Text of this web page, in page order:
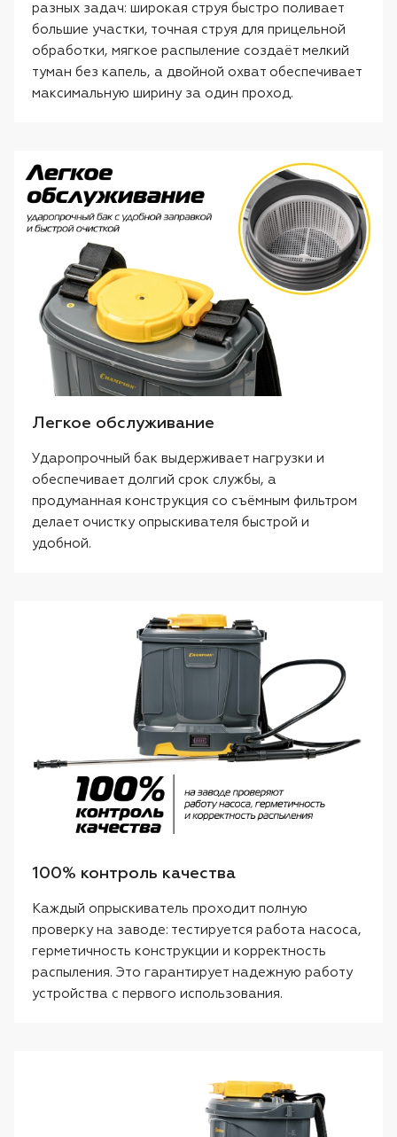
разных задач: широкая струя быстро поливает
большие участки, точная струя для прицельной
обработки, мягкое распыление создаёт мелкий
туман без капель, а двойной охват обеспечивает
максимальную ширину за один проход.
Легкое обслуживание
Ударопрочный бак выдерживает нагрузки и
обеспечивает долгий срок службы, а
продуманная конструкция со съёмным фильтром
делает очистку опрыскивателя быстрой и
удобной.
100% контроль качества
Каждый опрыскиватель проходит полную
проверку на заводе: тестируется работа насоса,
герметичность конструкции и корректность
распыления. Это гарантирует надежную работу
устройства с первого использования.